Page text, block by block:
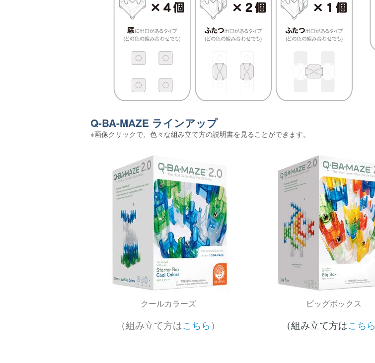
Q-BA-MAZE ラインアップ
※画像クリックで、色々な組み立て方の説明書を見ることができます。
クールカラーズ
（組み立て方はこちら ）
ビッグボックス
（組み立て方はこちら